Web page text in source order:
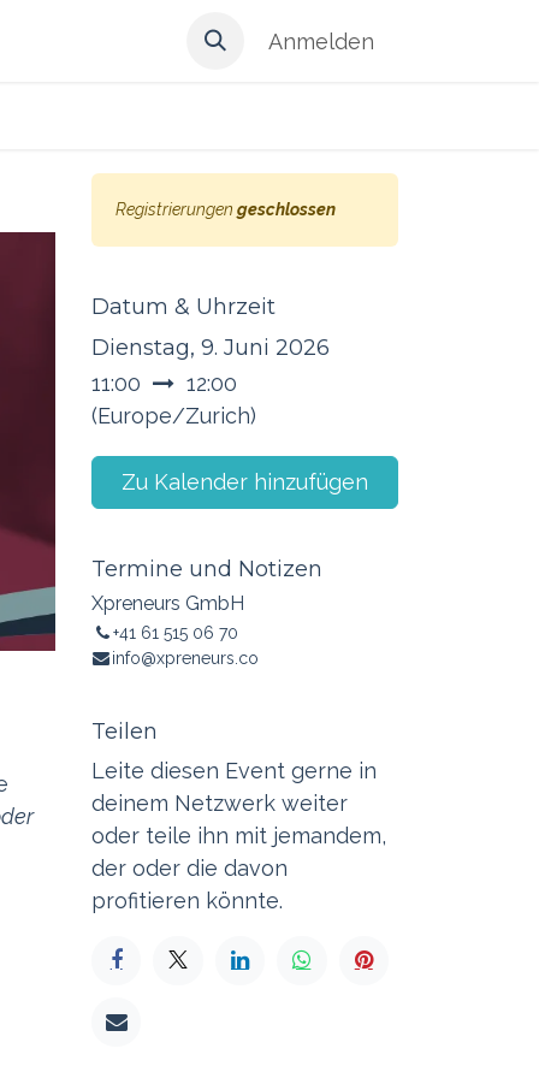
Anmelden
Registrierungen geschlossen
Datum & Uhrzeit
Dienstag, 9. Juni 2026
11:00
12:00
(Europe/Zurich)
Zu Kalender hinzufügen
Termine und Notizen
Xpreneurs GmbH
+41 61 515 06 70
info@xpreneurs.co
Teilen
Leite diesen Event gerne in
deinem Netzwerk weiter
oder teile ihn mit jemandem,
der oder die davon
profitieren könnte.